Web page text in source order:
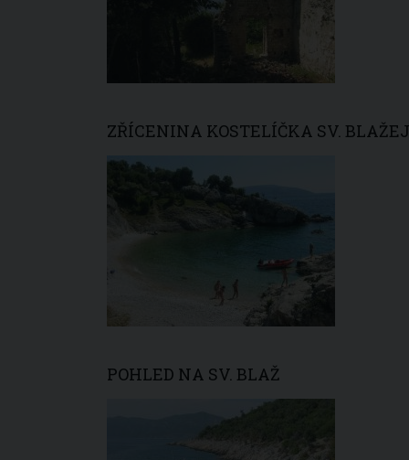
ZŘÍCENINA KOSTELÍČKA SV.
POHLED NA SV. BLAŽ